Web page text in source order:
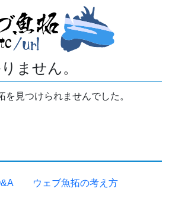
ません。
見つけられませんでした。
ウェブ魚拓の考え方